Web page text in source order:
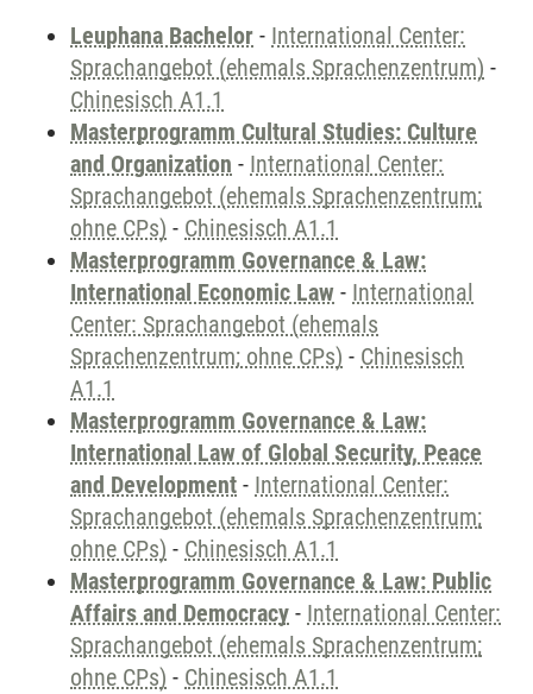
Leuphana Bachelor - International Center:
Sprachangebot (ehemals Sprachenzentrum) -
Chinesisch A1.1
Masterprogramm Cultural Studies: Culture
and Organization - International Center:
Sprachangebot (ehemals Sprachenzentrum;
ohne CPs) - Chinesisch A1.1
Masterprogramm Governance & Law:
International Economic Law - International
Center: Sprachangebot (ehemals
Sprachenzentrum; ohne CPs) - Chinesisch
A1.1
Masterprogramm Governance & Law:
International Law of Global Security, Peace
and Development - International Center:
Sprachangebot (ehemals Sprachenzentrum;
ohne CPs) - Chinesisch A1.1
Masterprogramm Governance & Law: Public
Affairs and Democracy - International Center:
Sprachangebot (ehemals Sprachenzentrum;
ohne CPs) - Chinesisch A1.1